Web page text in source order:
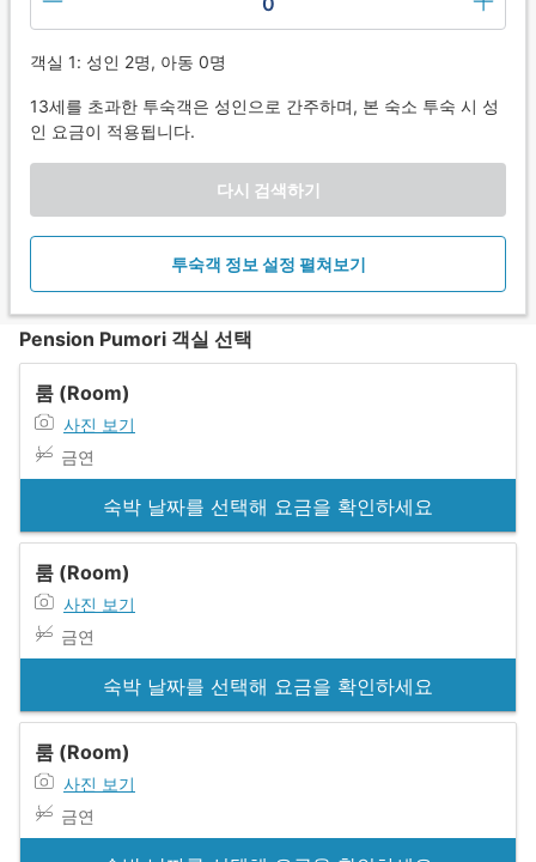
객실 1: 성인 2명, 아동 0명
13세를 초과한 투숙객은 성인으로 간주하며, 본 숙소 투숙 시 성
인 요금이 적용됩니다.
다시 검색하기
투숙객 정보 설정 펼쳐보기
Pension Pumori 객실 선택
룸 (Room)
사진 보기
금연
숙박 날짜를 선택해 요금을 확인하세요
룸 (Room)
사진 보기
금연
숙박 날짜를 선택해 요금을 확인하세요
룸 (Room)
사진 보기
금연